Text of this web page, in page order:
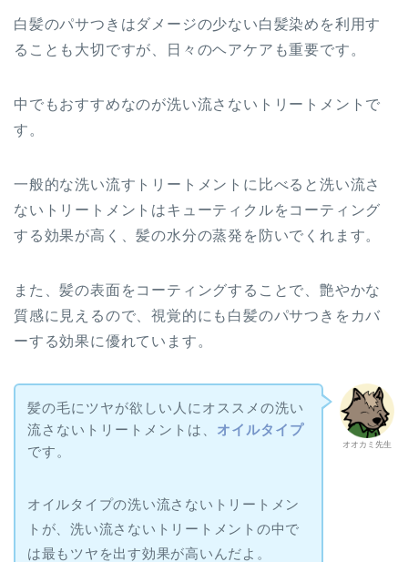
白髪のパサつきはダメージの少ない白髪染めを利用す
ることも大切ですが、日々のヘアケアも重要です。
中でもおすすめなのが洗い流さないトリートメントで
す。
一般的な洗い流すトリートメントに比べると洗い流さ
ないトリートメントはキューティクルをコーティング
する効果が高く、髪の水分の蒸発を防いでくれます。
また、髪の表面をコーティングすることで、艶やかな
質感に見えるので、視覚的にも白髪のパサつきをカバ
ーする効果に優れています。
オオカミ先生
髪の毛にツヤが欲しい人にオススメの洗い
流さないトリートメントは、 オイルタイプ
です。
オイルタイプの洗い流さないトリートメン
トが、洗い流さないトリートメントの中で
は最もツヤを出す効果が高いんだよ。